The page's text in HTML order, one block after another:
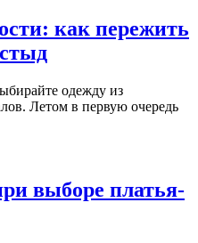
как пережить
одежду из
Летом в первую очередь
выборе платья-